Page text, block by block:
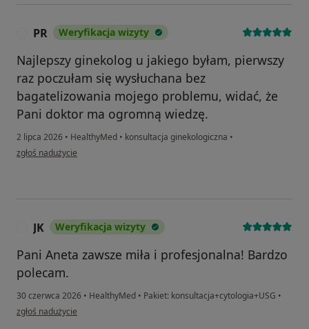
PR Weryfikacja wizyty
Najlepszy ginekolog u jakiego byłam, pierwszy
raz poczułam się wysłuchana bez
bagatelizowania mojego problemu, widać, że
Pani doktor ma ogromną wiedzę.
2 lipca 2026 • HealthyMed • konsultacja ginekologiczna •
w opinii użytkownika PR
zgłoś nadużycie
JK Weryfikacja wizyty
Pani Aneta zawsze miła i profesjonalna! Bardzo
polecam.
30 czerwca 2026 • HealthyMed • Pakiet: konsultacja+cytologia+USG •
w opinii użytkownika JK
zgłoś nadużycie